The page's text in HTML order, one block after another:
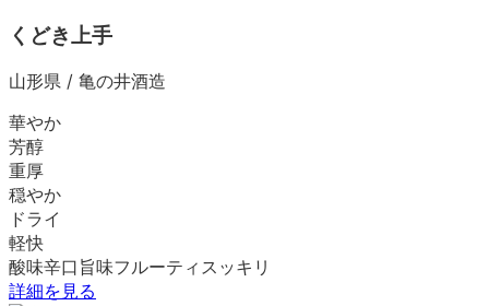
くどき上手
山形県 / 亀の井酒造
華やか
芳醇
重厚
穏やか
ドライ
軽快
酸味辛口 旨味フルーティ スッキリ
詳細を見る